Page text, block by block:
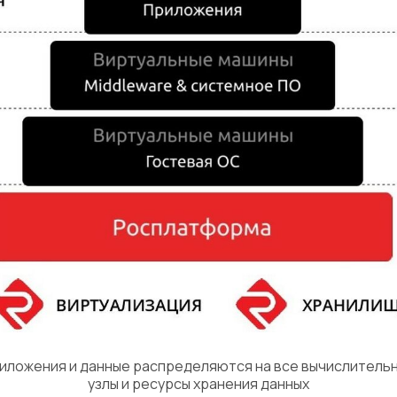
и данные распределяются на все
узлы и ресурсы хранения данных